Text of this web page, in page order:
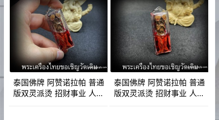
泰国佛牌 阿赞诺拉帕 普通
版双灵派烫 招财事业 人缘
泰国佛牌 阿赞诺拉帕 普通
版双灵派烫 招财事业 人缘